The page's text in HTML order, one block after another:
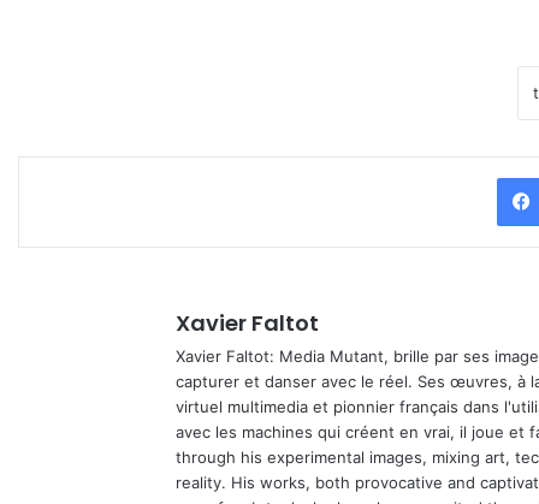
Xavier Faltot
Xavier Faltot: Media Mutant, brille par ses
capturer et danser avec le réel. Ses œuvres, à
virtuel multimedia et pionnier français dans
avec les machines qui créent en vrai, il joue et
through his experimental images, mixing art,
reality. His works, both provocative and